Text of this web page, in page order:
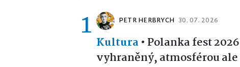
1 PETR HERBRYCH 30. 07. 2026
Kultura• Polanka fest
vyhraněný, atmosférou